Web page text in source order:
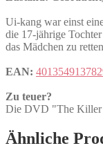
Ui-kang war einst
die 17-jährige
das Mädchen zu
EAN:
Zu teuer?
Die DVD "The Killer
Ähnliche